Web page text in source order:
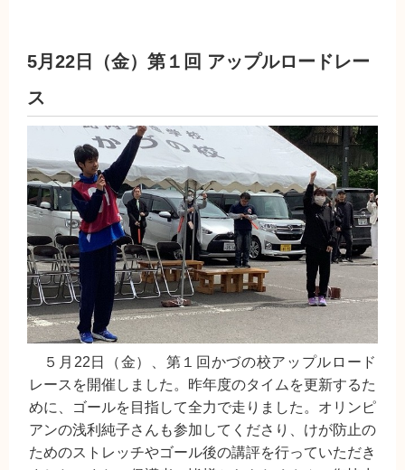
5月22日（金）第１回 アップルロードレー
ス
５月22日（金）、第１回かづの校アップルロード
レースを開催しました。昨年度のタイムを更新するた
めに、ゴールを目指して全力で走りました。オリンピ
アンの浅利純子さんも参加してくださり、けが防止の
ためのストレッチやゴール後の講評を行っていただき